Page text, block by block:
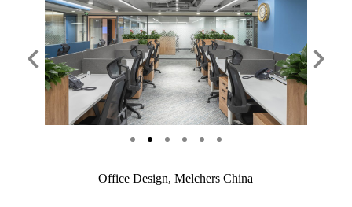
Office Design, Melchers China